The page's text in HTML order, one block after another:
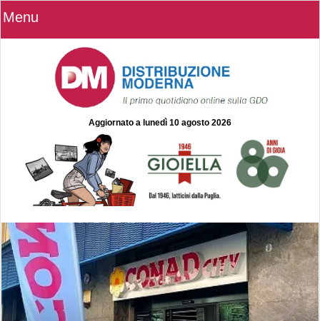
Menu
Aggiornato a lunedì 10 agosto 2026